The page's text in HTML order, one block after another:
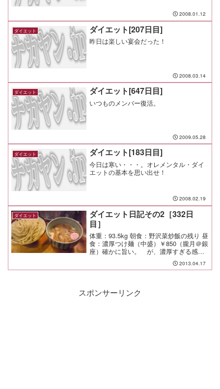
2008.01.12
ダイエット ダイエット[207日目]
昨日は楽しい宴会だった！
2008.03.14
ダイエット ダイエット[647日目]
いつものメンバー復活。
2009.05.28
ダイエット ダイエット[183日目]
今日は寒い・・・。オレメンタル・ダイ
エットの基本を思い出せ！
2008.02.19
ダイエット
ダイエット日記その2［332日
目］
体重：93.5kg 朝食：野沢菜炒飯の残り 昼
食：濃厚つけ麺（中盛）￥850（朧月＠銀
座）確かに旨い。 が、濃厚すぎる感も
ある。 すっきりした味のつけ麺も食べ
たくなってきたな。 夕食：残り物少々 間
2013.04.17
スポンサーリンク